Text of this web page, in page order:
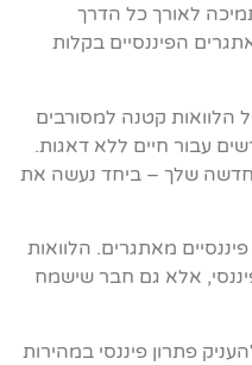
לאורך כל הדרך
הפיננסיים בקלות
הלוואות קטנה למסורבים
עבור חיים ללא דאגות.
שלך – ביחד נעשה את
מאתגרים. הלוואות
אלא גם חבר שישמח
פתרון פיננסי במהירות